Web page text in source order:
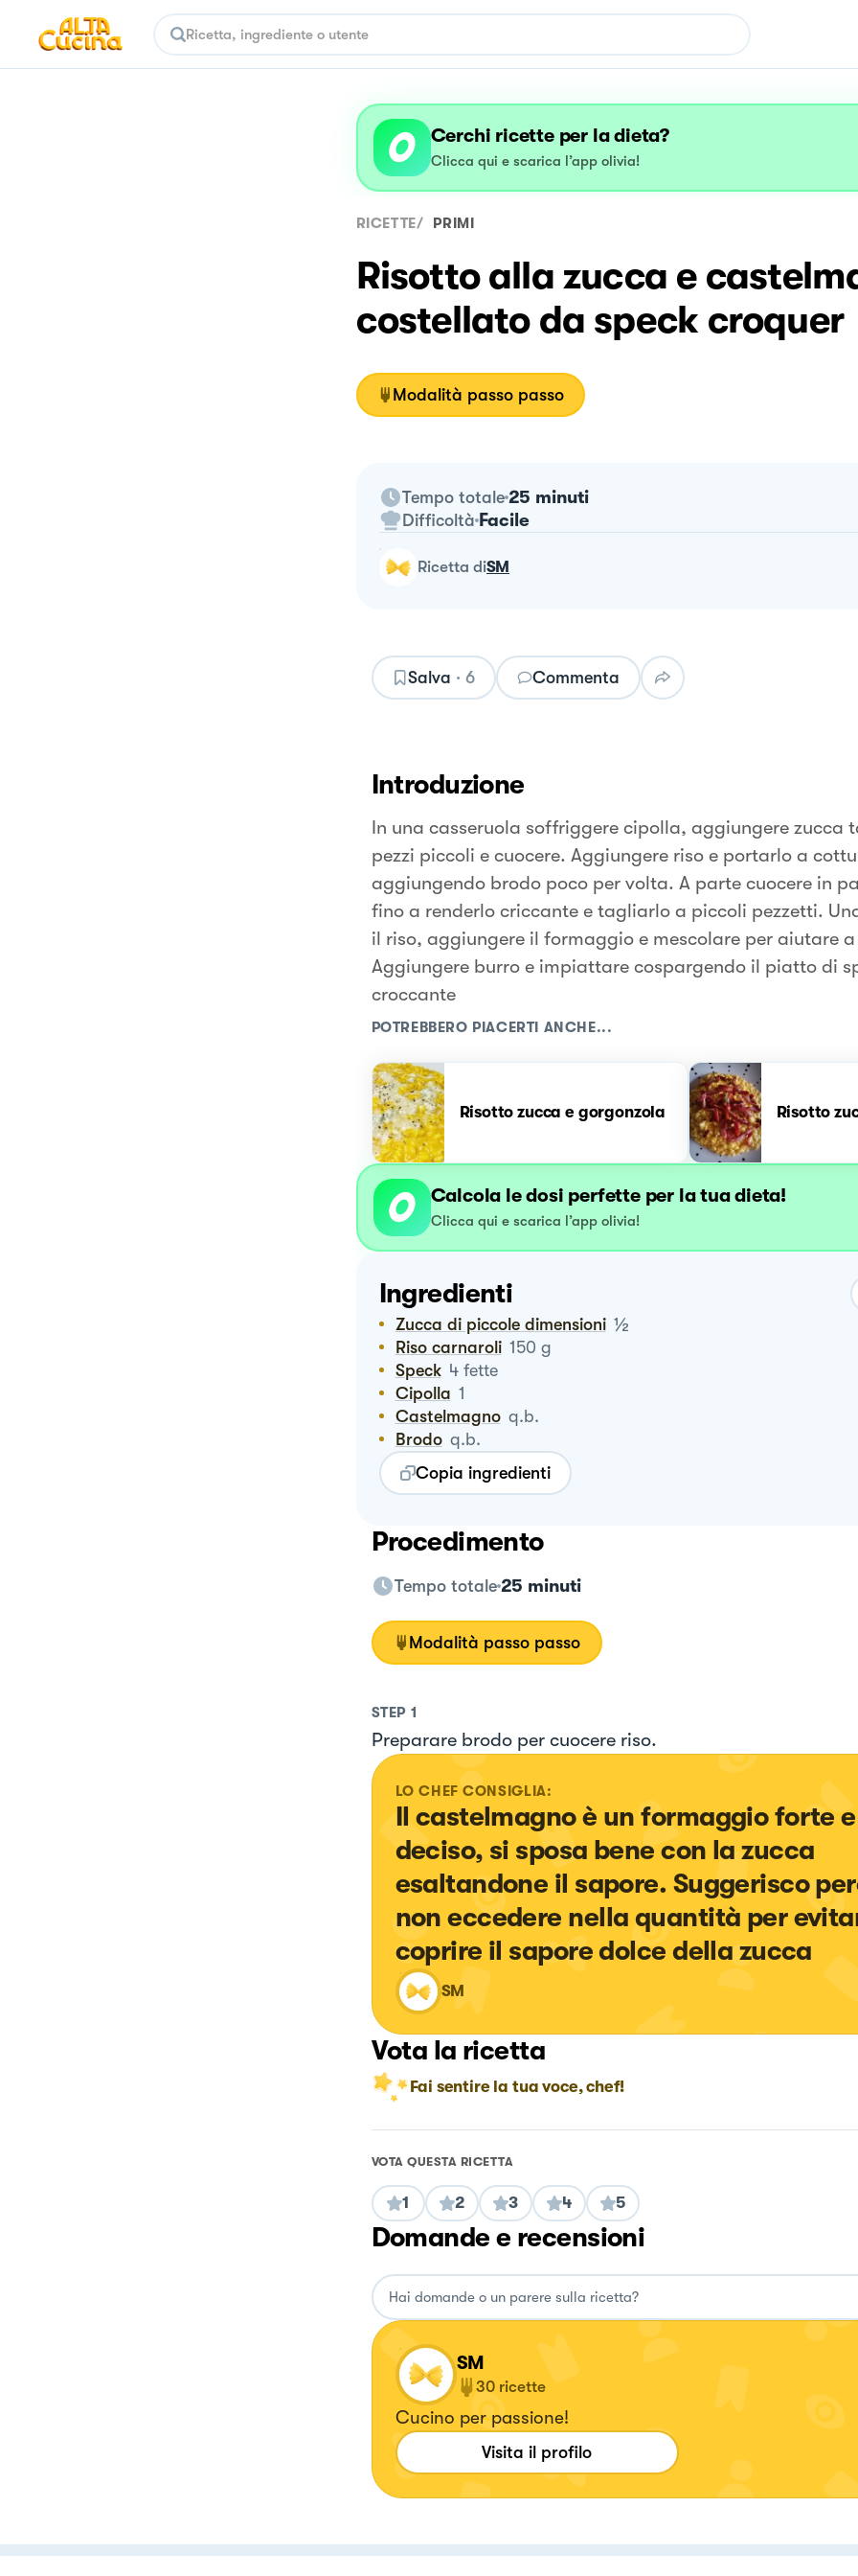
Cerchi ricette per la dieta?
Clicca qui e scarica l’app olivia!
RICETTE/ PRIMI
Risotto alla zucca e
costellato da speck croquer
Modalità passo passo
Tempo totale 25 minuti
Difficoltà Facile
ricetta diSM
Salva · 6 Commenta
Introduzione
In una casseruola soffriggere cipolla, aggiungere zucca
pezzi piccoli e cuocere. Aggiungere riso e portarlo a
aggiungendo brodo poco per volta. A parte cuocere in
fino a renderlo criccante e tagliarlo a piccoli pezzetti.
il riso, aggiungere il formaggio e mescolare per aiutare
Aggiungere burro e impiattare cospargendo il piatto di
croccante
POTREBBERO PIACERTI ANCHE...
Risotto zucca e gorgonzola Risotto
Calcola le dosi perfette per la tua dieta!
Clicca qui e scarica l’app olivia!
Ingredienti
Zucca di piccole dimensioni ½
Riso carnaroli 150 g
Speck 4 fette
Cipolla 1
Castelmagno q.b.
Brodo q.b.
Copia ingredienti
Procedimento
Tempo totale 25 minuti
Modalità passo passo
STEP 1
Preparare brodo per cuocere riso.
LO CHEF CONSIGLIA:
Il castelmagno è un formaggio forte
deciso, si sposa bene con la zucca
esaltandone il sapore. Suggerisco
non eccedere nella quantità per
coprire il sapore dolce della zucca
SM
Vota la ricetta
Fai sentire la tua voce, chef!
VOTA QUESTA RICETTA
1 2 3 4 5
Domande e recensioni
SM
30 ricette
Cucino per passione!
Visita il profilo